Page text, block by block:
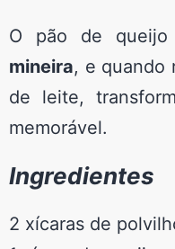
O pão de
mineira, e quando
de leite,
memorável.
Ingredientes
2 xícaras de